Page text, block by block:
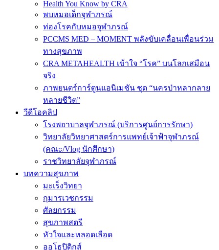
Health You Know by CRA
พบหมอเด็กจุฬาภรณ์
ท่องโรคกับหมอจุฬาภรณ์
PCCMS MED – MOMENT พลังขับเคลื่อนเพื่อนร่วม
ทางสุขภาพ
CRA METAHEALTH เข้าใจ “โรค” บนโลกเสมือน
จริง
ภาพยนตร์การ์ตูนแอนิเมชัน ชุด “นครป่าหลากลาย
หลายชีวิต”
วีดีโอคลิป
โรงพยาบาลจุฬาภรณ์ (บริการศูนย์การรักษา)
วิทยาลัยวิทยาศาสตร์การแพทย์เจ้าฟ้าจุฬาภรณ์
(คณะ/Vlog นักศึกษา)
ราชวิทยาลัยจุฬาภรณ์
บทความสุขภาพ
มะเร็งวิทยา
กุมารเวชกรรม
ศัลยกรรม
สุขภาพสตรี
หัวใจและหลอดเลือด
ออโธปิดิกส์